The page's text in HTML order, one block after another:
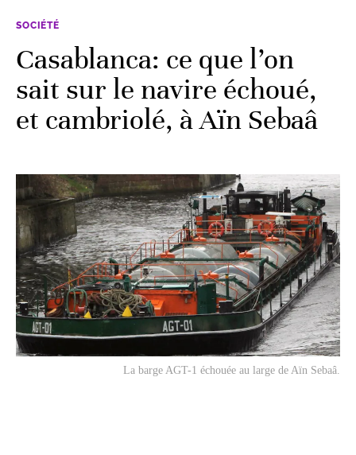
SOCIÉTÉ
Casablanca: ce que l’on
sait sur le navire échoué,
et cambriolé, à Aïn Sebaâ
La barge AGT-1 échouée au large de Aïn Sebaâ.